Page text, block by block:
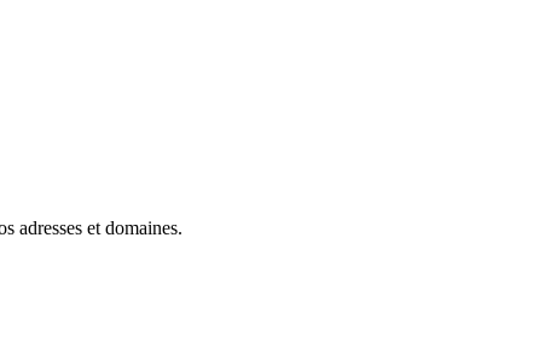
adresses et domaines.